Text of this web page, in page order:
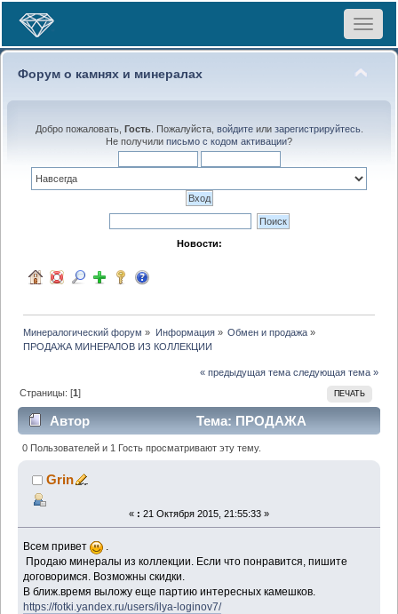
Toggle
Форум о камнях и минералах
Добро пожаловать, Гость. Пожалуйста, войдитеили зарегистрируйтесь.
Не получили письмо с кодом активации?
Новости:
Минералогический форум » Информация» Обмен и продажа»
ПРОДАЖА МИНЕРАЛОВ ИЗ КОЛЛЕКЦИИ
« предыдущая тема следующая тема »
ПЕЧАТЬ
Страницы: [1]
Автор
Тема: ПРОДАЖА
МИНЕРАЛОВ ИЗ КОЛЛЕКЦИИ (Прочитано 1522 раз)
0 Пользователей и 1 Гость просматривают эту тему.
Grin
« : 21 Октября 2015, 21:55:33 »
Всем привет
Продаю минералы из коллекции. Если что понравится, пишите
договоримся. Возможны скидки.
В ближ.время выложу еще партию интересных камешков.
https://fotki.yandex.ru/users/ilya-loginov7/